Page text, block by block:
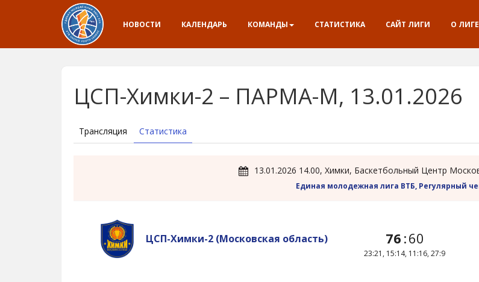
НОВОСТИ КАЛЕНДАРЬ КОМАНДЫ СТАТИСТИКА САЙТ ЛИГИ О ЛИГЕ
ЦСП-Химки-2 – ПАРМА-М, 13.01.2026
Трансляция Статистика